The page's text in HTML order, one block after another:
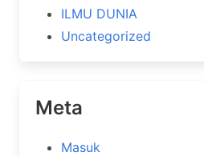
ILMU DUNIA
Uncategorized
Meta
Masuk